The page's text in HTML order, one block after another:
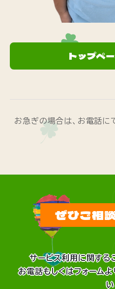
トップペ
お急ぎの場合は、お電話に
ぜひご相
サービス利用に関する
お電話もしくはフォーム
い